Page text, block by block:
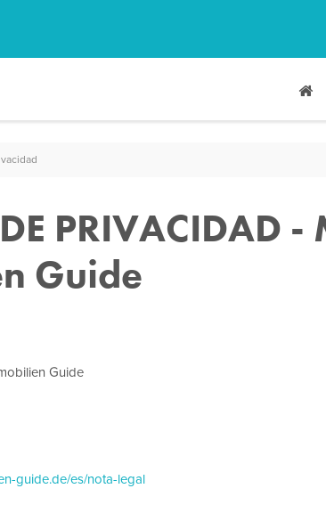
PRIVACIDAD
Guide
Guide
guide.de/es/nota-legal